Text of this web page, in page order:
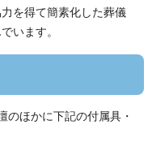
を得て簡素化した葬儀
います。
のほかに下記の付属具・